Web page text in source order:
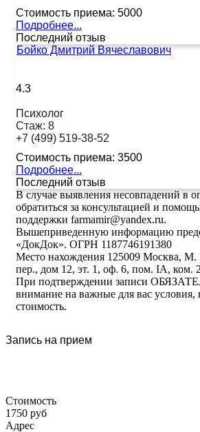
Стоимость приема: 5000
Подробнее...
Последний отзыв
Бойко Дмитрий Вячеславович
4.3
Психолог
Стаж: 8
+7 (499) 519-38-52
Стоимость приема: 3500
Подробнее...
Последний отзыв
В случае выявления несовпадений в
обратиться за консультацией и
поддержки farmamir@yandex.ru.
Вышеприведенную информацию
«ДокДок». ОГРН 1187746191380
Место нахождения 125009 Москва, М.
пер., дом 12, эт. 1, оф. 6, пом. IA, ком. 2
При подтверждении записи
внимание на важные для вас условия,
стоимость.
Запись на прием
Стоимость
1750 руб
Адрес